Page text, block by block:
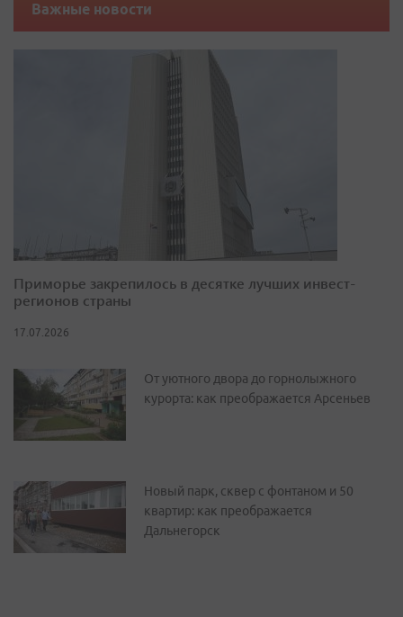
Важные новости
Приморье закрепилось в десятке лучших инвест-
регионов страны
17.07.2026
От уютного двора до горнолыжного
курорта: как преображается Арсеньев
Новый парк, сквер с фонтаном и 50
квартир: как преображается
Дальнегорск